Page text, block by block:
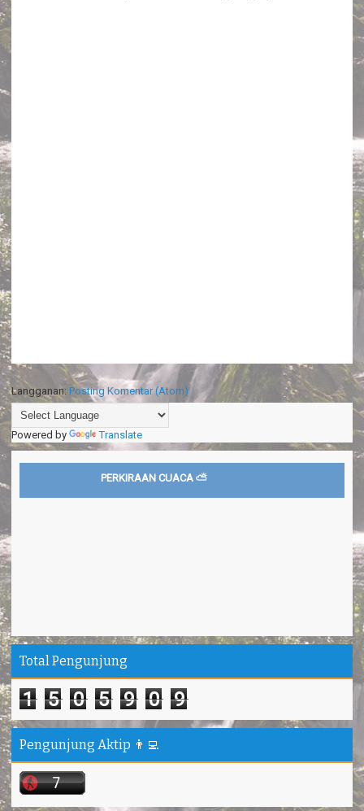
Langganan: Posting Komentar (Atom)
Powered by Translate
PERKIRAAN CUACA ⛅
Total Pengunjung
1 5 0 5 9 0 9
Pengunjung Aktip 👨‍💻